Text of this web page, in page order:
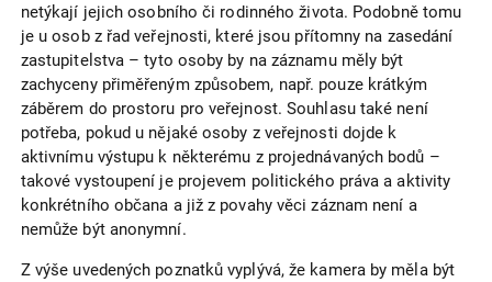
netýkají jejich osobního či rodinného života. Podobně tomu
je u osob z řad veřejnosti, které jsou přítomny na zasedání
zastupitelstva – tyto osoby by na záznamu měly být
zachyceny přiměřeným způsobem, např. pouze krátkým
záběrem do prostoru pro veřejnost. Souhlasu také není
potřeba, pokud u nějaké osoby z veřejnosti dojde k
aktivnímu výstupu k některému z projednávaných bodů –
takové vystoupení je projevem politického práva a aktivity
konkrétního občana a již z povahy věci záznam není a
nemůže být anonymní.
Z výše uvedených poznatků vyplývá, že kamera by měla být